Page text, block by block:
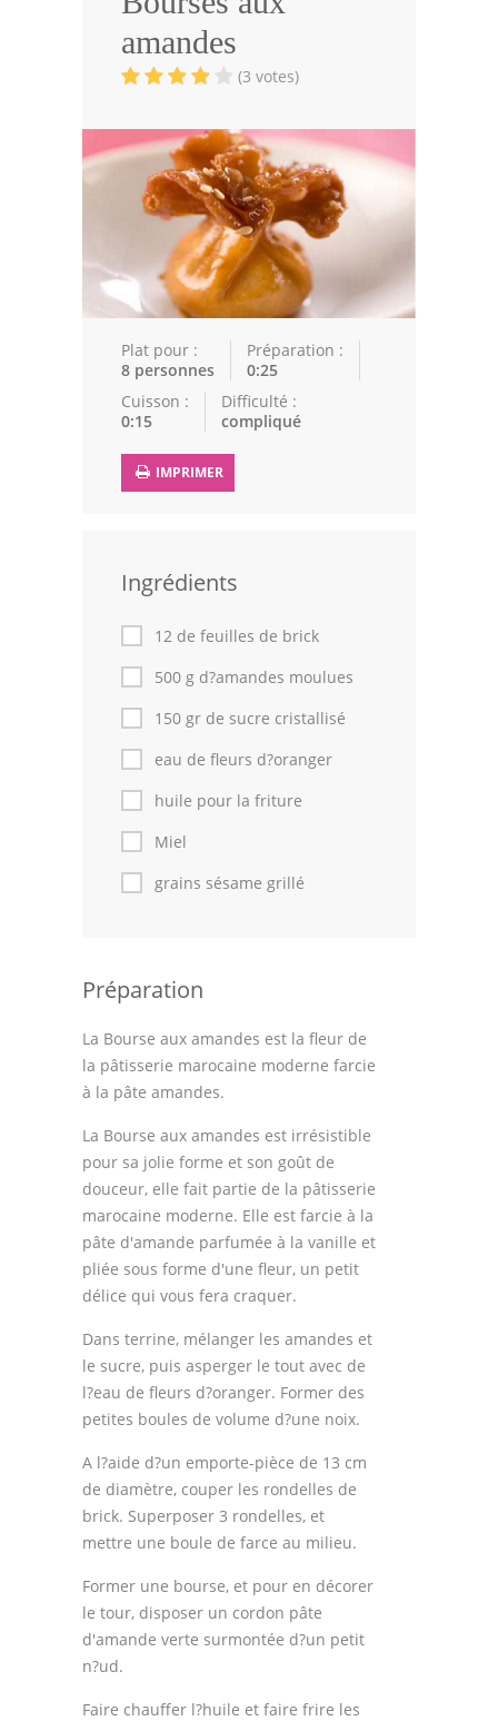
Volailles
Cuisines Orientales
Recettes marocaine
Cuisine Algérienne
Cuisine Tunisienne
Cuisine Juive
Cuisine Libanaise
Astuces de cuisine
Fêtes Religieuses
Chefs
Forum
Thèmes
Espace Personnel
amandes
(3 votes)
Plat pour :
8 personnes
Préparation :
0:25
Cuisson :
0:15
Difficulté :
compliqué
IMPRIMER
Ingrédients
12 de feuilles de brick
500 g d?amandes moulues
150 gr de sucre cristallisé
eau de fleurs d?oranger
huile pour la friture
Miel
grains sésame grillé
Préparation
La Bourse aux amandes est la fleur de
la pâtisserie marocaine moderne farcie
à la pâte amandes.
La Bourse aux amandes est irrésistible
pour sa jolie forme et son goût de
douceur, elle fait partie de la pâtisserie
marocaine moderne. Elle est farcie à la
pâte d'amande parfumée à la vanille et
pliée sous forme d'une fleur, un petit
délice qui vous fera craquer.
Dans terrine, mélanger les amandes et
le sucre, puis asperger le tout avec de
l?eau de fleurs d?oranger. Former des
petites boules de volume d?une noix.
A l?aide d?un emporte-pièce de 13 cm
de diamètre, couper les rondelles de
brick. Superposer 3 rondelles, et
mettre une boule de farce au milieu.
Former une bourse, et pour en décorer
le tour, disposer un cordon pâte
d'amande verte surmontée d?un petit
n?ud.
Faire chauffer l?huile et faire frire les